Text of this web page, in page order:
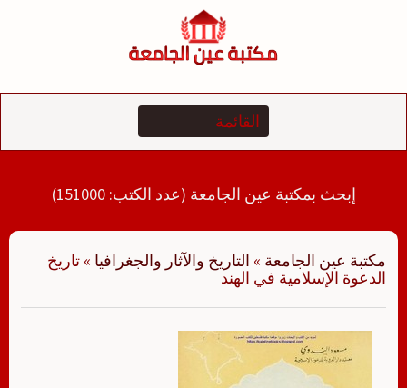
إبحث بمكتبة عين الجامعة (عدد الكتب: 151000)
مكتبة عين الجامعة » التاريخ والآثار والجغرافيا » تاريخ
الدعوة الإسلامية في الهند